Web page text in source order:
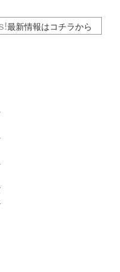
!最新情報はコチラから